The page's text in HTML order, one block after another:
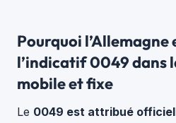
Pourquoi l’Allemagne
l’indicatif 0049 dans
mobile et fixe
Le 0049 est attribué